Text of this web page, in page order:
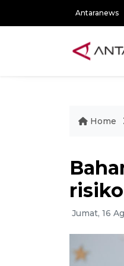
Antaranews
Home
Jumat, 16